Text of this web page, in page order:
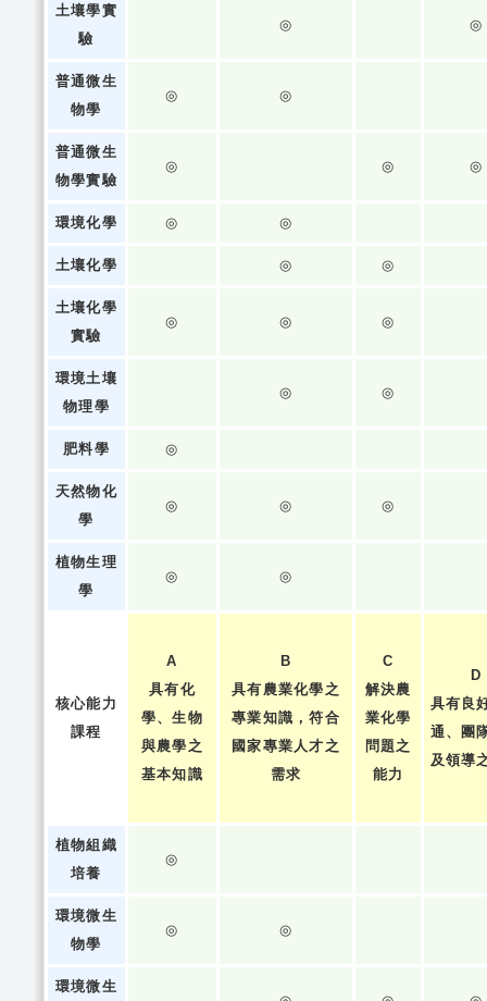
土壤學實
驗
◎ ◎
普通微生
物學
◎ ◎
普通微生
物學實驗
◎ ◎ ◎
環境化學 ◎ ◎
土壤化學 ◎ ◎
土壤化學
實驗
◎ ◎ ◎
環境土壤
物理學
◎ ◎
肥料學 ◎
天然物化
學
◎ ◎ ◎
植物生理
學
◎ ◎
核心能力
課程
A
具有化
學、生物
與農學之
基本知識
B
具有農業化學之
專業知識，符合
國家專業人才之
需求
C
解決農
業化學
問題之
能力
D
具有良
通、團
及領導
植物組織
培養
◎
環境微生
物學
◎ ◎
環境微生